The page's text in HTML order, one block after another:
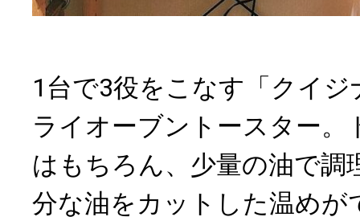
1台で3役をこなす「クイ
ライオーブントースター。
はもちろん、少量の油で調
分な油をカットした温めが